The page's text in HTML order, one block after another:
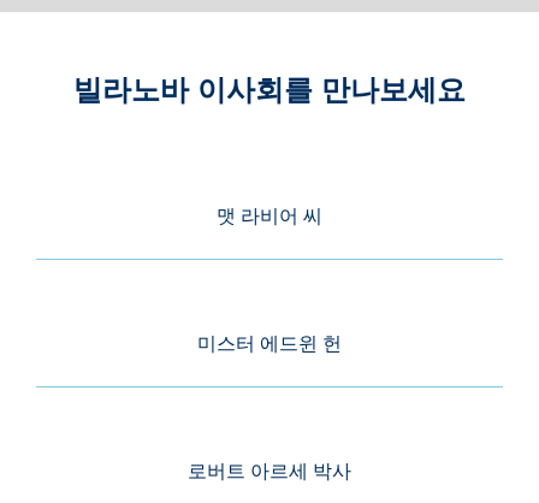
빌라노바 이사회를 만나보세요
맷 라비어 씨
미스터 에드윈 헌
로버트 아르세 박사